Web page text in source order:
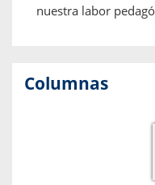
nuestra labor
Columnas